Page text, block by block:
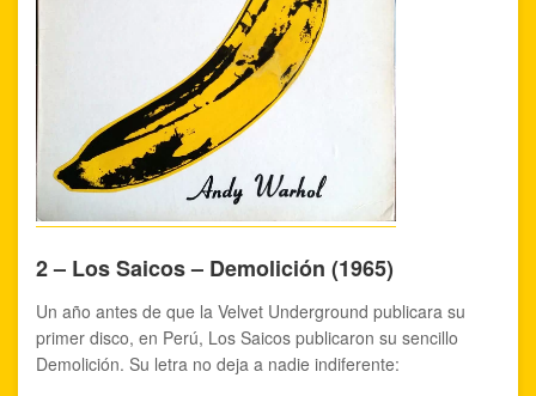
2 – Los Saicos – Demolición (1965)
Un año antes de que la Velvet Underground publicara su
primer disco, en Perú, Los Saicos publicaron su sencillo
Demolición. Su letra no deja a nadie indiferente: